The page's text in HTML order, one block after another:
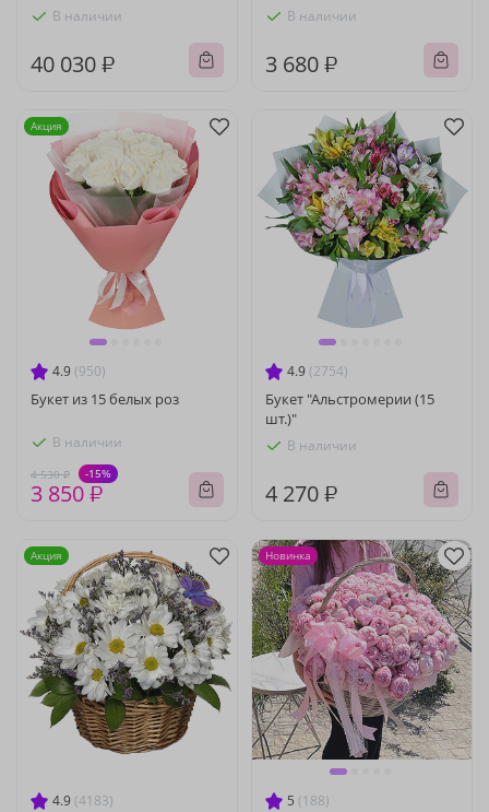
В наличии
40 030 ₽
В наличии
3 680 ₽
4.9 (950)
Букет из 15 белых роз
В наличии
4 530 ₽ -15%
3 850 ₽
Акция
4.9 (2754)
Букет "Альстромерии (15
шт.)"
В наличии
4 270 ₽
4.9 (4183)
Акция
5 (188)
Новинка